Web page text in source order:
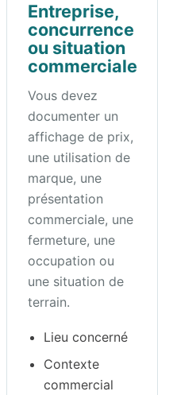
Entreprise,
concurrence
ou situation
commerciale
Vous devez
documenter un
affichage de prix,
une utilisation de
marque, une
présentation
commerciale, une
fermeture, une
occupation ou
une situation de
terrain.
Lieu concerné
Contexte
commercial